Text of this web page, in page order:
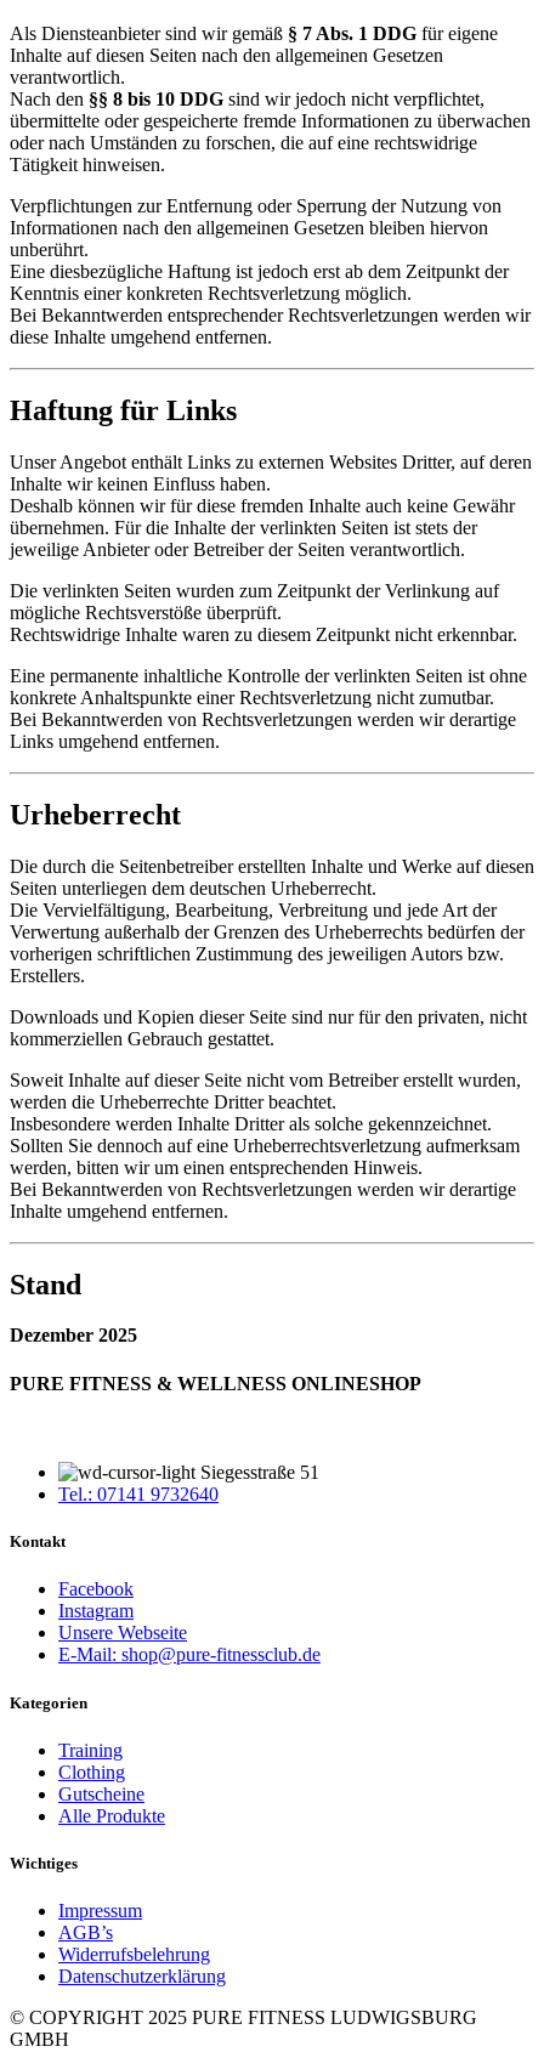
Als Diensteanbieter sind wir gemäß § 7 Abs. 1 DDG für eigene
Inhalte auf diesen Seiten nach den allgemeinen Gesetzen
verantwortlich.
Nach den §§ 8 bis 10 DDG sind wir jedoch nicht verpflichtet,
übermittelte oder gespeicherte fremde Informationen zu überwachen
oder nach Umständen zu forschen, die auf eine rechtswidrige
Tätigkeit hinweisen.
Verpflichtungen zur Entfernung oder Sperrung der Nutzung von
Informationen nach den allgemeinen Gesetzen bleiben hiervon
unberührt.
Eine diesbezügliche Haftung ist jedoch erst ab dem Zeitpunkt der
Kenntnis einer konkreten Rechtsverletzung möglich.
Bei Bekanntwerden entsprechender Rechtsverletzungen werden wir
diese Inhalte umgehend entfernen.
Haftung für Links
Unser Angebot enthält Links zu externen Websites Dritter, auf deren
Inhalte wir keinen Einfluss haben.
Deshalb können wir für diese fremden Inhalte auch keine Gewähr
übernehmen. Für die Inhalte der verlinkten Seiten ist stets der
jeweilige Anbieter oder Betreiber der Seiten verantwortlich.
Die verlinkten Seiten wurden zum Zeitpunkt der Verlinkung auf
mögliche Rechtsverstöße überprüft.
Rechtswidrige Inhalte waren zu diesem Zeitpunkt nicht erkennbar.
Eine permanente inhaltliche Kontrolle der verlinkten Seiten ist ohne
konkrete Anhaltspunkte einer Rechtsverletzung nicht zumutbar.
Bei Bekanntwerden von Rechtsverletzungen werden wir derartige
Links umgehend entfernen.
Urheberrecht
Die durch die Seitenbetreiber erstellten Inhalte und Werke auf diesen
Seiten unterliegen dem deutschen Urheberrecht.
Die Vervielfältigung, Bearbeitung, Verbreitung und jede Art der
Verwertung außerhalb der Grenzen des Urheberrechts bedürfen der
vorherigen schriftlichen Zustimmung des jeweiligen Autors bzw.
Erstellers.
Downloads und Kopien dieser Seite sind nur für den privaten, nicht
kommerziellen Gebrauch gestattet.
Soweit Inhalte auf dieser Seite nicht vom Betreiber erstellt wurden,
werden die Urheberrechte Dritter beachtet.
Insbesondere werden Inhalte Dritter als solche gekennzeichnet.
Sollten Sie dennoch auf eine Urheberrechtsverletzung aufmerksam
werden, bitten wir um einen entsprechenden Hinweis.
Bei Bekanntwerden von Rechtsverletzungen werden wir derartige
Inhalte umgehend entfernen.
Stand
Dezember 2025
PURE FITNESS & WELLNESS ONLINESHOP
Siegesstraße 51
Tel.: 07141 9732640
Kontakt
Facebook
Instagram
Unsere Webseite
E-Mail: shop@pure-fitnessclub.de
Kategorien
Training
Clothing
Gutscheine
Alle Produkte
Wichtiges
Impressum
AGB’s
Widerrufsbelehrung
Datenschutzerklärung
© COPYRIGHT 2025 PURE FITNESS LUDWIGSBURG
GMBH